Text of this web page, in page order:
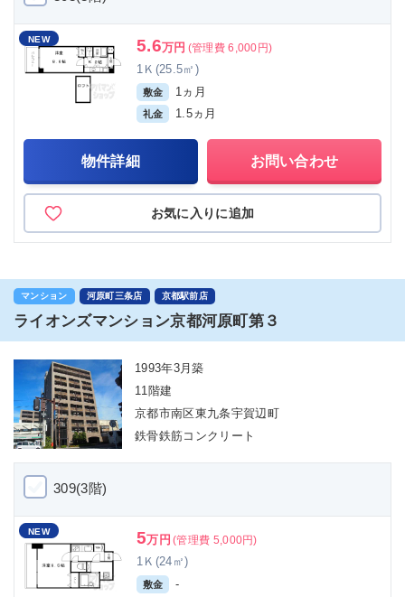
NEW 5.6万円 (管理費 6,000円)
1Ｋ(25.5㎡)
敷金 1ヵ月
礼金 1.5ヵ月
物件詳細 お問い合わせ
お気に入りに追加
マンション 河原町三条店 京都駅前店
ライオンズマンション京都河原町第３
1993年3月築
11階建
京都市南区東九条宇賀辺町
鉄骨鉄筋コンクリート
309(3階)
NEW 5万円 (管理費 5,000円)
1Ｋ(24㎡)
敷金 -